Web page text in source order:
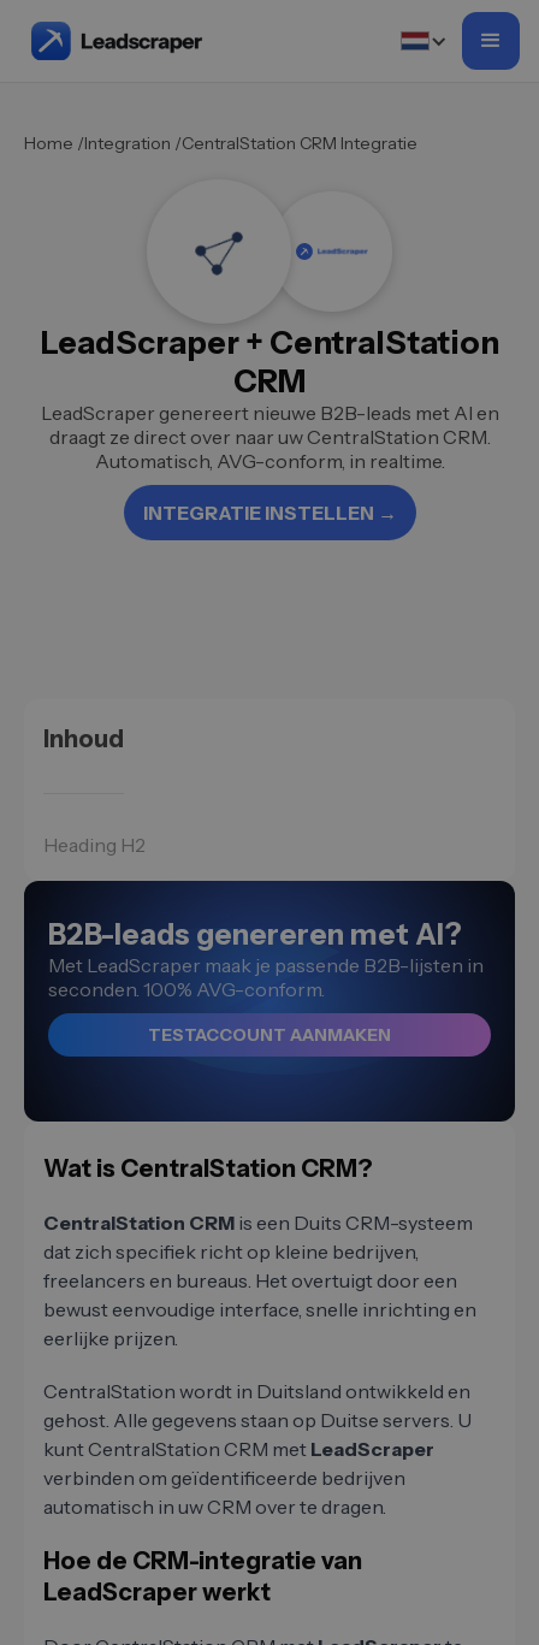
Home /Integration /CentralStation CRM Integratie
LeadScraper + CentralStation
CRM
LeadScraper genereert nieuwe B2B-leads met AI en
draagt ze direct over naar uw CentralStation CRM.
Automatisch, AVG-conform, in realtime.
INTEGRATIE INSTELLEN →
Inhoud
Heading H2
B2B-leads genereren met AI?
Met LeadScraper maak je passende B2B-lijsten in
seconden. 100% AVG-conform.
TESTACCOUNT AANMAKEN
Wat is CentralStation CRM?
CentralStation CRM is een Duits CRM-systeem
dat zich specifiek richt op kleine bedrijven,
freelancers en bureaus. Het overtuigt door een
bewust eenvoudige interface, snelle inrichting en
eerlijke prijzen.
CentralStation wordt in Duitsland ontwikkeld en
gehost. Alle gegevens staan op Duitse servers. U
kunt CentralStation CRM met LeadScraper
verbinden om geïdentificeerde bedrijven
automatisch in uw CRM over te dragen.
Hoe de CRM-integratie van
LeadScraper werkt